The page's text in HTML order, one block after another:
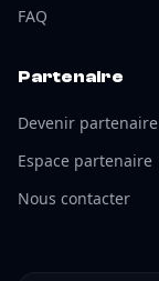
FAQ
Partenaire
Devenir partenaire
Espace partenaire
Nous contacter